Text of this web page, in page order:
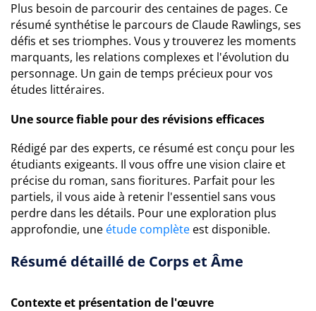
Plus besoin de parcourir des centaines de pages. Ce
résumé synthétise le parcours de Claude Rawlings, ses
défis et ses triomphes. Vous y trouverez les moments
marquants, les relations complexes et l'évolution du
personnage. Un gain de temps précieux pour vos
études littéraires.
Une source fiable pour des révisions efficaces
Rédigé par des experts, ce résumé est conçu pour les
étudiants exigeants. Il vous offre une vision claire et
précise du roman, sans fioritures. Parfait pour les
partiels, il vous aide à retenir l'essentiel sans vous
perdre dans les détails. Pour une exploration plus
approfondie, une étude complète est disponible.
Résumé détaillé de Corps et Âme
Contexte et présentation de l'œuvre